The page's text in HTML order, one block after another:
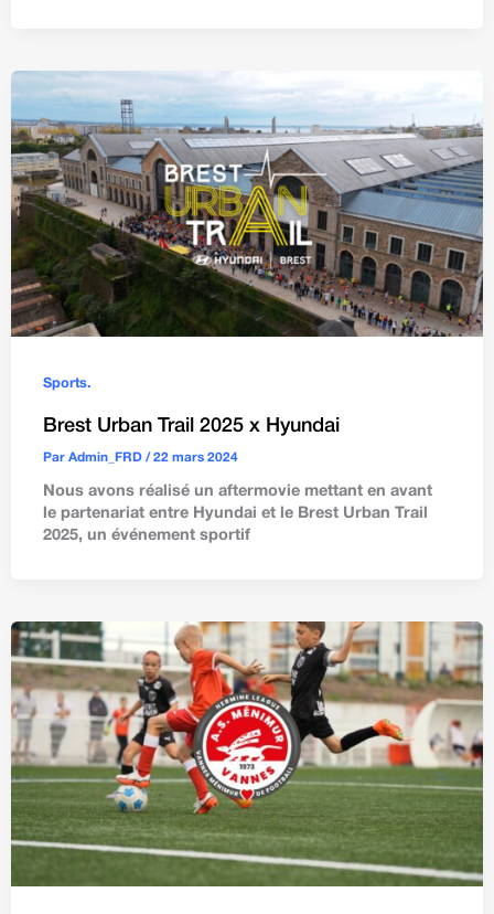
Sports.
Brest Urban Trail 2025 x Hyundai
ParAdmin_FRD/22 mars 2024
Nous avons réalisé un aftermovie mettant en avant
le partenariat entre Hyundai et le Brest Urban Trail
2025, un événement sportif